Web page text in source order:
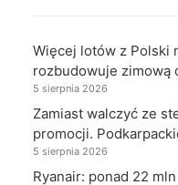
Więcej lotów z Polski
rozbudowuje zimową
5 sierpnia 2026
Zamiast walczyć ze
promocji.
5 sierpnia 2026
Ryanair: ponad 22